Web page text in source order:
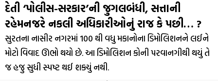
દેતી ‘પોલીસ-સરકાર’ની જુગલબંધી, સત્તાની
રહેમનજરે નકલી અધિકારીઓનું રાજ કે પછી… ?
સુરતના નાસીર નગરમાં 100 થી વધુ મકાનોના ડિમોલિશનને લઈને
મોટો વિવાદ ઊભો થયો છે. આ ડિમોલિશન કોની પરવાનગીથી થયું તે
જ હજુ સુધી સ્પષ્ટ થઈ શક્યું નથી.